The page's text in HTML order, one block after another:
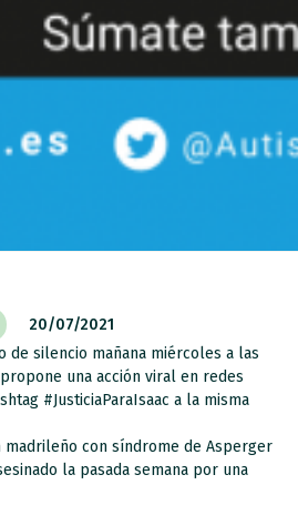
20/07/2021
de silencio mañana miércoles a las
una acción viral en redes
#JusticiaParaIsaac a la misma
madrileño con síndrome de Asperger
la pasada semana por una